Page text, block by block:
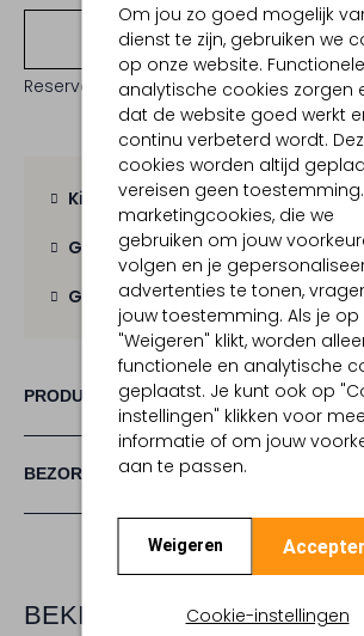
Om jou zo goed mogelijk
dienst te zijn, gebruiken we
op onze website.
analytische cookies zorgen
dat de website goed werkt
continu verbeterd wordt.
cookies worden altijd
vereisen geen
marketingcookies, die we
gebruiken om jouw
volgen en je
advertenties te tonen,
jouw toestemming. Als je op
"Weigeren" klikt, worden
functionele en analytische
geplaatst. Je kunt ook op
instellingen" klikken voor
informatie of om jouw
aan te passen.
Weigeren
Cookie-instellingen
Bekijk winkelvoorraad
Reserveer direct in een van onze 19
Kies zelf je bezorgmoment
Gratis verzendingvanaf € 100,-
Gratis retourbinnen 30 dagen
PRODUCT INFORMATIE
BEZORGEN & RETOURNEREN
BEKIJK MEER